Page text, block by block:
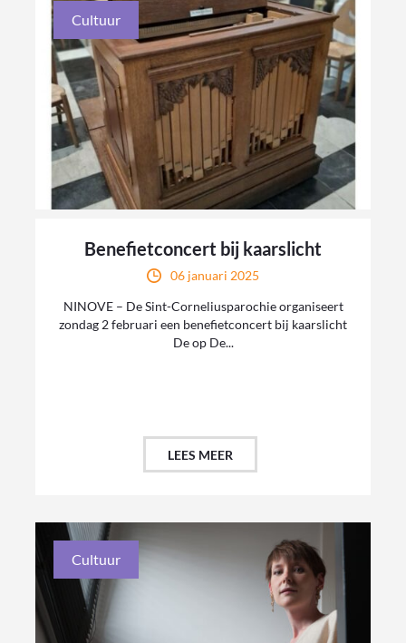
Cultuur
Benefietconcert bij kaarslicht
06 januari 2025
NINOVE – De Sint-Corneliusparochie organiseert
zondag 2 februari een benefietconcert bij kaarslicht
De op De...
LEES MEER
Cultuur